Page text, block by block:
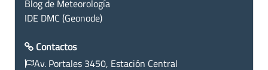
Blog de Meteorología
IDE DMC (Geonode)
Contactos
Av. Portales 3450, Estación Central